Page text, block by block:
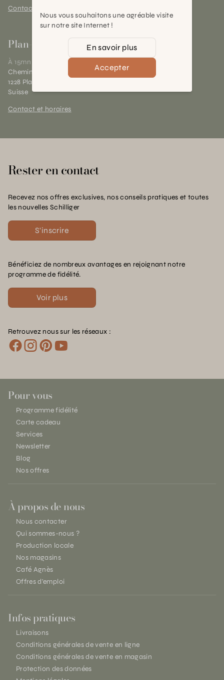
Contact et horaires
Plan-les-Ouates
À 15mn du centre de Genève
Chemin des Charrotons 25
1228 Plan-les-Ouates (GE)
Suisse
Contact et horaires
Rester en contact
Recevez nos offres exclusives, nos conseils pratiques et toutes
les nouvelles Schilliger
S'inscrire
Bénéficiez de nombreux avantages en rejoignant notre
programme de fidélité.
Voir plus
Retrouvez nous sur les réseaux :
Pour vous
Programme fidélité
Carte cadeau
Services
Newsletter
Blog
Nos offres
À propos de nous
Nous contacter
Qui sommes-nous ?
Production locale
Nos magasins
Café Agnès
Offres d'emploi
Infos pratiques
Livraisons
Conditions générales de vente en ligne
Conditions générales de vente en magasin
Protection des données
Nous vous souhaitons une agréable visite
sur notre site Internet !
En savoir plus
Accepter